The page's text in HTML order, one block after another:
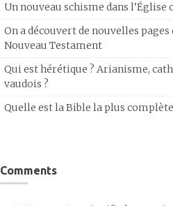
Un nouveau schisme dans l’Église
On a découvert de nouvelles pages
Nouveau Testament
Qui est hérétique ? Arianisme,
vaudois ?
Quelle est la Bible la plus
Comments